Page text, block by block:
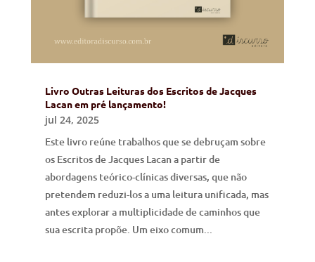
Livro Outras Leituras dos Escritos de Jacques
Lacan em pré lançamento!
jul 24, 2025
Este livro reúne trabalhos que se debruçam sobre
os Escritos de Jacques Lacan a partir de
abordagens teórico-clínicas diversas, que não
pretendem reduzi-los a uma leitura unificada, mas
antes explorar a multiplicidade de caminhos que
sua escrita propõe. Um eixo comum...